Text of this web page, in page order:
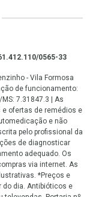
0565-33
- Vila Formosa
de funcionamento:
7.31847.3 | As
ofertas de remédios e
e não
pelo profissional da
de diagnosticar
adequado. Os
via internet. As
*Preços e
do dia. Antibióticos e